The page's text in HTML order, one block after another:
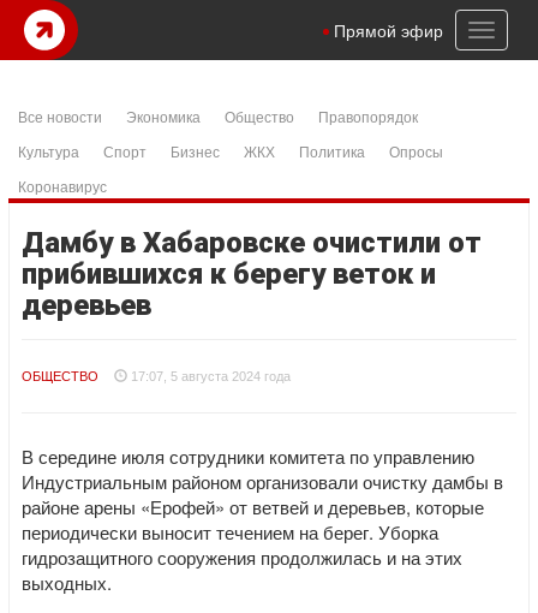
Toggle
Прямой эфир
Все новости Экономика Общество
Правопорядок
Культура
Спорт Бизнес ЖКХ Политика
Опросы
Коронавирус
Дамбу в Хабаровске очистили от
прибившихся к берегу веток и
деревьев
ОБЩЕСТВО 17:07, 5 августа 2024 года
В середине июля сотрудники комитета по управлению
Индустриальным районом организовали очистку дамбы в
районе арены «Ерофей» от ветвей и деревьев, которые
периодически выносит течением на берег. Уборка
гидрозащитного сооружения продолжилась и на этих
выходных.